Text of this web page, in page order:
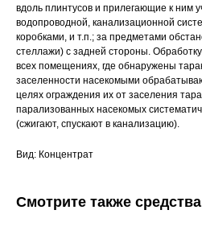
вдоль плинтусов и прилегающие к ним
водопроводной, канализационной
коробками, и т.п.; за предметами
стеллажи) с задней стороны.
всех помещениях, где обнаружены
заселенности насекомыми
целях ограждения их от заселения
парализованных насекомых
(сжигают, спускают в канализацию).
Вид: Концентрат
Смотрите также